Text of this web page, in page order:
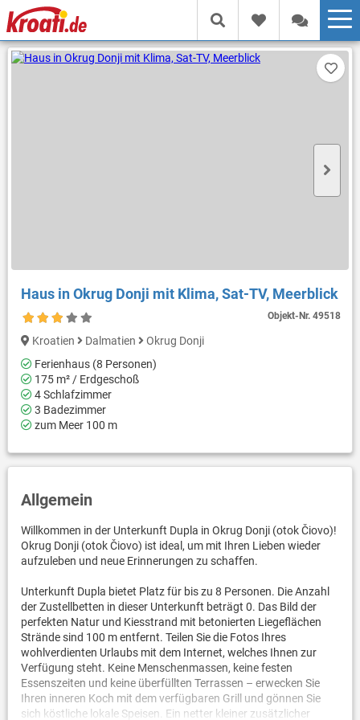
Haus in Okrug Donji mit Klima, Sat-TV, Meerblick
Objekt-Nr.49518
Kroatien Dalmatien
Okrug Donji
Ferienhaus (8 Personen)
175 m² / Erdgeschoß
4 Schlafzimmer
3 Badezimmer
zum Meer 100 m
Allgemein
Willkommen in der Unterkunft Dupla in Okrug Donji (otok Čiovo)!
Okrug Donji (otok Čiovo) ist ideal, um mit Ihren Lieben wieder
aufzuleben und neue Erinnerungen zu schaffen.
Unterkunft Dupla bietet Platz für bis zu 8 Personen. Die Anzahl
der Zustellbetten in dieser Unterkunft beträgt 0. Das Bild der
perfekten Natur und Kiesstrand mit betonierten Liegeflächen
Strände sind 100 m entfernt. Teilen Sie die Fotos Ihres
wohlverdienten Urlaubs mit dem Internet, welches Ihnen zur
Verfügung steht. Keine Menschenmassen, keine festen
Essenszeiten und keine überfüllten Terrassen – erwecken Sie
Ihren inneren Koch mit dem verfügbaren Grill und gönnen Sie
sich köstliche lokale Speisen. Ein netter kleiner zusätzlicher